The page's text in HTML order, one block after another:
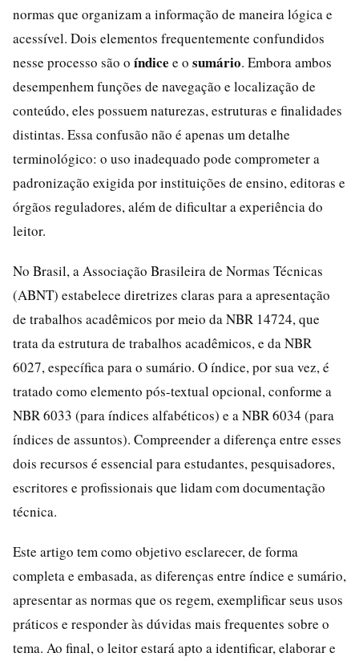
normas que organizam a informação de maneira lógica e
acessível. Dois elementos frequentemente confundidos
nesse processo são o índice e o sumário. Embora ambos
desempenhem funções de navegação e localização de
conteúdo, eles possuem naturezas, estruturas e finalidades
distintas. Essa confusão não é apenas um detalhe
terminológico: o uso inadequado pode comprometer a
padronização exigida por instituições de ensino, editoras e
órgãos reguladores, além de dificultar a experiência do
leitor.
No Brasil, a Associação Brasileira de Normas Técnicas
(ABNT) estabelece diretrizes claras para a apresentação
de trabalhos acadêmicos por meio da NBR 14724, que
trata da estrutura de trabalhos acadêmicos, e da NBR
6027, específica para o sumário. O índice, por sua vez, é
tratado como elemento pós-textual opcional, conforme a
NBR 6033 (para índices alfabéticos) e a NBR 6034 (para
índices de assuntos). Compreender a diferença entre esses
dois recursos é essencial para estudantes, pesquisadores,
escritores e profissionais que lidam com documentação
técnica.
Este artigo tem como objetivo esclarecer, de forma
completa e embasada, as diferenças entre índice e sumário,
apresentar as normas que os regem, exemplificar seus usos
práticos e responder às dúvidas mais frequentes sobre o
tema. Ao final, o leitor estará apto a identificar, elaborar e